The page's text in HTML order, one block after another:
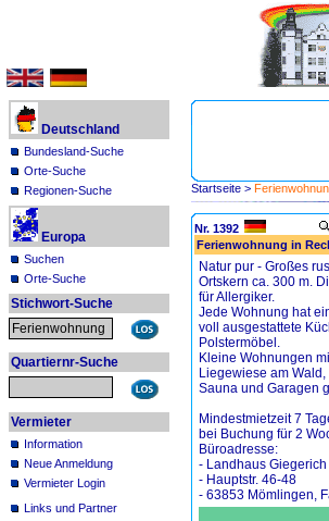
Deutschland
Bundesland-Suche
Orte-Suche
Regionen-Suche
Europa
Suchen
Orte-Suche
Stichwort-Suche
Quartiernr-Suche
Vermieter
Information
Neue Anmeldung
Vermieter Login
Links und Partner
Startseite >
Nr. 1392
Ferienwohnung in
Natur pur - Großes
Ortskern ca. 300 m.
für Allergiker.
Jede Wohnung hat
voll ausgestattete
Polstermöbel.
Kleine Wohnungen
Liegewiese am
Sauna und Garagen
Mindestmietzeit 7
bei Buchung für 2
Büroadresse:
- Landhaus Giegerich
- Hauptstr. 46-48
- 63853 Mömlingen,